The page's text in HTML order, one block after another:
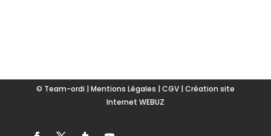
© Team-ordi | Mentions Légales | CGV| Création site
Internet WEBUZ